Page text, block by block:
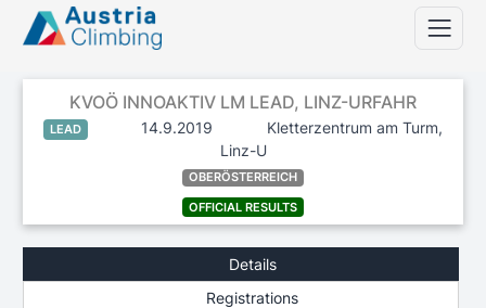
KVOÖ INNOAKTIV LM LEAD, LINZ-URFAHR
LEAD 14.9.2019
Kletterzentrum am Turm,
Linz-U
OBERÖSTERREICH
OFFICIAL RESULTS
Details
Registrations